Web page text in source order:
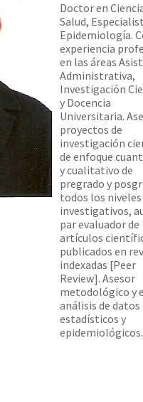
Doctor en
Salud,
Epidemiología.
experiencia
en las áreas
Administrativa,
Investigación
y Docencia
Universitaria.
proyectos de
investigación
de enfoque
y cualitativo de
pregrado y
todos los niveles
investigativos,
par evaluador de
artículos
publicados en
indexadas [Peer
Review]. Asesor
metodológico y
análisis de datos
estadísticos y
epidemiológicos.